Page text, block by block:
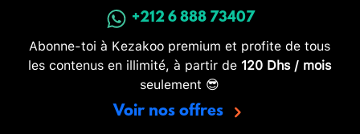
+212 6 888 73407
Abonne-toi à Kezakoo premium et profite de tous
les contenus en illimité, à partir de 120 Dhs / mois
seulement 😎
Voir nos offres